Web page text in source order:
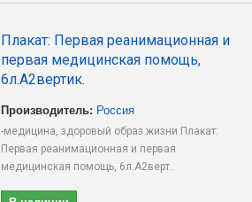
Плакат: Первая реанимационная и
первая медицинская помощь,
6л.А2вертик.
Производитель: Россия
-медицина, здоровый образ жизни Плакат:
Первая реанимационная и первая
медицинская помощь, 6л.А2верт..